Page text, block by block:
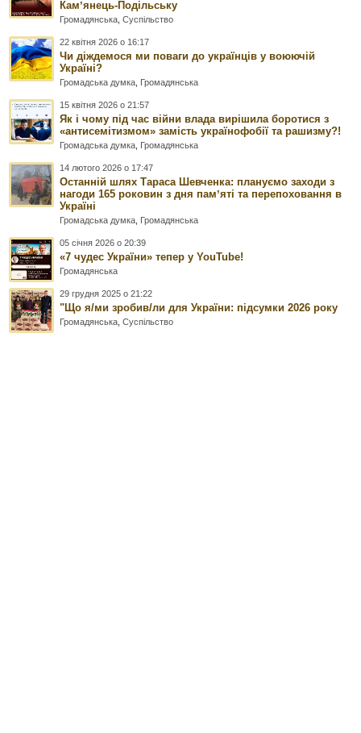
Камʼянець-Подільську
Громадянська ,Суспільство
22 квітня 2026 о 16:17
Чи діждемося ми поваги до українців у воюючій
Україні?
Громадська думка Громадянська
15 квітня 2026 о 21:57
Як і чому під час війни влада вирішила боротися з
«антисемітизмом» замість українофобії та рашизму?!
Громадська думка Громадянська
14 лютого 2026 о 17:47
Останній шлях Тараса Шевченка: плануємо заходи з
нагоди 165 роковин з дня памʼяті та перепоховання в
Україні
Громадська думка Громадянська
05 січня 2026 о 20:39
«7 чудес України» тепер у YouTube!
Громадянська
29 грудня 2025 о 21:22
"Що я/ми зробив/ли для України: підсумки 2026 року
Громадянська ,Суспільство